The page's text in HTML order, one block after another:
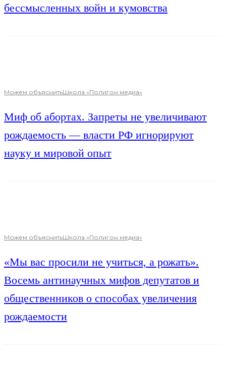
бессмысленных войн и кумовства
Можем объяснитьШкола «Полигон медиа»
Миф об абортах. Запреты не увеличивают
рождаемость — власти РФ игнорируют
науку и мировой опыт
Можем объяснитьШкола «Полигон медиа»
«Мы вас просили не учиться, а рожать».
Восемь антинаучных мифов депутатов и
общественников о способах увеличения
рождаемости